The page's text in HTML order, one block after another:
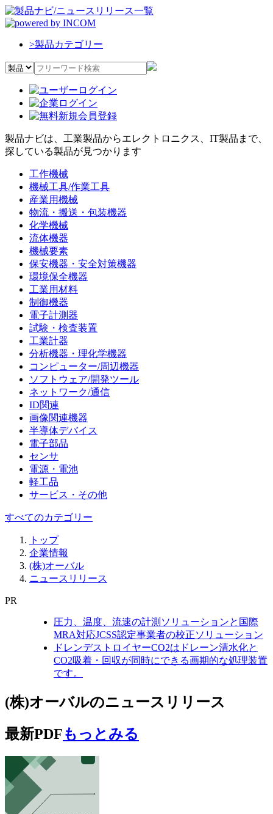
>製品カテゴリー
製品ナビは、工業製品からエレクトロニクス、IT製品まで、
探している製品が見つかります
工作機械
機械工具/作業工具
産業用機械
物流・搬送・包装機器
化学機械
流体機器
機械要素
保安機器・安全対策機器
環境保全機器
工業用材料
制御機器
電子計測器
試験・検査装置
工業計器
分析機器・理化学機器
コンピューター/周辺機器
ソフトウェア/開発ツール
ネットワーク/通信
ID関連
画像関連機器
半導体デバイス
電子部品
センサ
電源・電池
軽工品
サービス・その他
すべてのカテゴリー
トップ
企業情報
(株)オーバル
ニュースリリース
PR
圧力、温度、流速の計測ソリューションと国際
MRA対応JCSS認定事業者の校正ソリューション
ドレンデストロイヤーCO2はドレーン清水化と
CO2吸着・回収が同時にできる画期的な処理装置
です。
(株)オーバルのニュースリリース
最新PDFもっとみる